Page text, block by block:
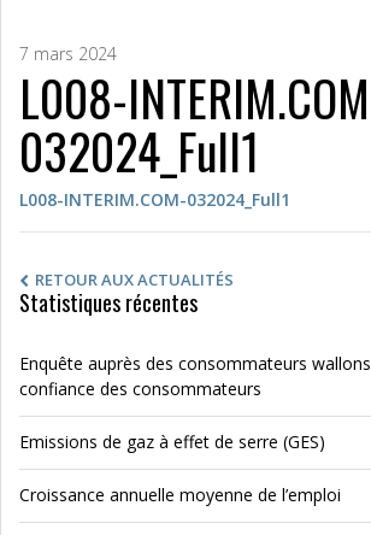
7 mars 2024
L008-
032024_Full1
L008-INTERIM.COM-032024_Full1
RETOUR AUX ACTUALITÉS
Statistiques récentes
Enquête auprès des consommateurs
confiance des consommateurs
Emissions de gaz à effet de serre (GES)
Croissance annuelle moyenne de l’emploi